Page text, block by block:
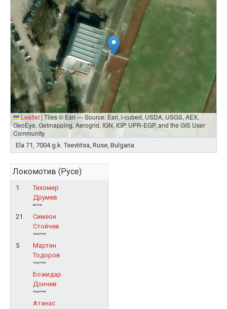
Leaflet | Tiles © Esri — Source: Esri, i-cubed, USDA, USGS, AEX,
GeoEye, Getmapping, Aerogrid, IGN, IGP, UPR-EGP, and the GIS User
Community
Ela 71, 7004 g.k. Tsevtitsa, Ruse, Bulgaria
Локомотив (Русе)
1
Тихомир
Друмев
вратар
21
Симеон
Стойчев
защитник
5
Мартин
Тодоров
защитник
Божидар
Дончев
защитник
Атанас